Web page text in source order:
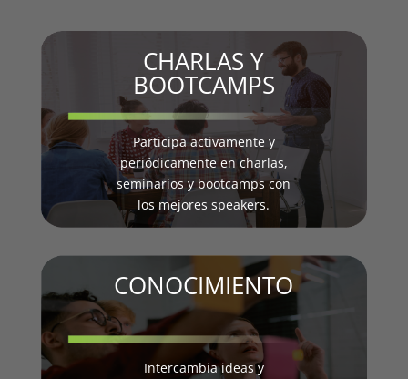
CHARLAS Y
BOOTCAMPS
Participa activamente y
periódicamente en charlas,
seminarios y bootcamps con
los mejores speakers.
CONOCIMIENTO
Intercambia ideas y